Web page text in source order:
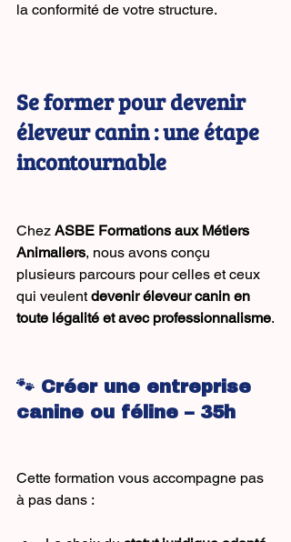
la conformité de votre structure.
Se former pour devenir
éleveur canin : une étape
incontournable
Chez ASBE Formations aux Métiers
Animaliers, nous avons conçu
plusieurs parcours pour celles et ceux
qui veulent devenir éleveur canin en
toute légalité et avec professionnalisme.
🐾 Créer une entreprise
canine ou féline – 35h
Cette formation vous accompagne pas
à pas dans :